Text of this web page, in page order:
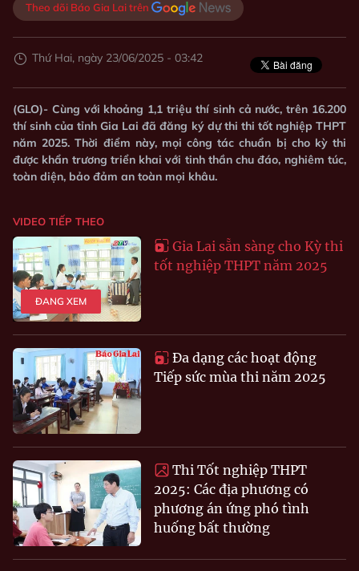
Theo dõi Báo Gia Lai trên
Thứ Hai, ngày 23/06/2025 - 03:42
(GLO)- Cùng với khoảng 1,1 triệu thí sinh cả nước, trên 16.200
thí sinh của tỉnh Gia Lai đã đăng ký dự thi thi tốt nghiệp THPT
năm 2025. Thời điểm này, mọi công tác chuẩn bị cho kỳ thi
được khẩn trương triển khai với tinh thần chu đáo, nghiêm túc,
toàn diện, bảo đảm an toàn mọi khâu.
VIDEO TIẾP THEO
ĐANG XEM
Gia Lai sẵn sàng cho Kỳ thi
tốt nghiệp THPT năm 2025
Đa dạng các hoạt động
Tiếp sức mùa thi năm 2025
Thi Tốt nghiệp THPT
2025: Các địa phương có
phương án ứng phó tình
huống bất thường